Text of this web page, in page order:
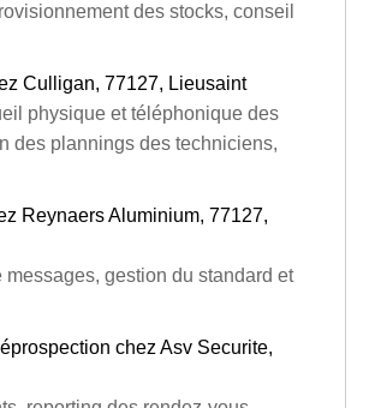
des stocks, conseil
Culligan, 77127, Lieusaint
physique et téléphonique des
des plannings des techniciens,
Reynaers Aluminium, 77127,
gestion du standard et
chez Asv Securite,